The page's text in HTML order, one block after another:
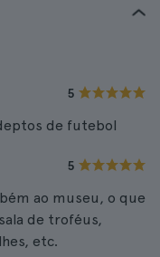
5
de futebol
5
ao museu, o que
de troféus,
etc.